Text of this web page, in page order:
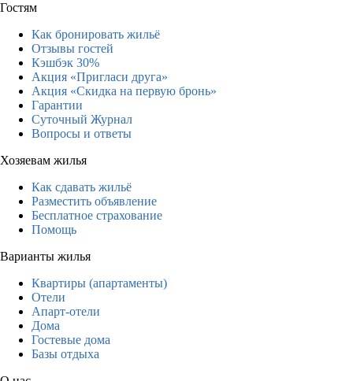
Гостям
Как бронировать жильё
Отзывы гостей
Кэшбэк 30%
Акция «Пригласи друга»
Акция «Скидка на первую бронь»
Гарантии
Суточный Журнал
Вопросы и ответы
Хозяевам жилья
Как сдавать жильё
Разместить объявление
Бесплатное страхование
Помощь
Варианты жилья
Квартиры (апартаменты)
Отели
Апарт-отели
Дома
Гостевые дома
Базы отдыха